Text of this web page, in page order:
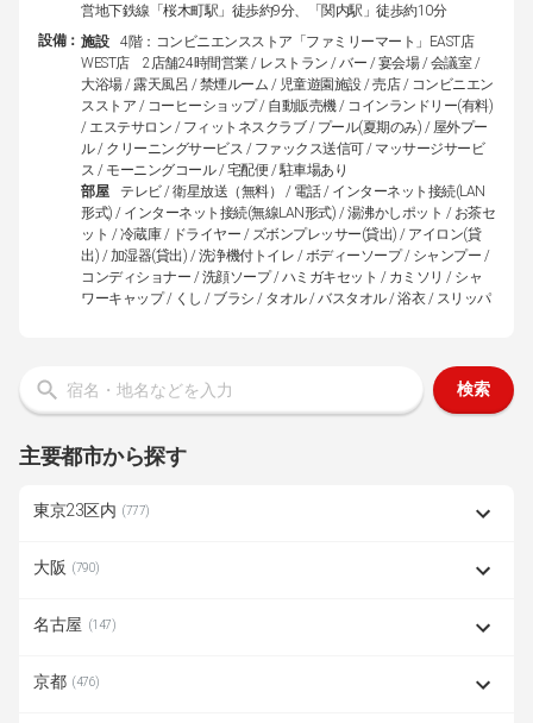
営地下鉄線「桜木町駅」徒歩約9分、「関内駅」徒歩約10分
設備： 施設
4階：コンビニエンスストア「ファミリーマート」EAST店
WEST店 2店舗24時間営業 / レストラン / バー / 宴会場 / 会議室 /
大浴場 / 露天風呂 / 禁煙ルーム / 児童遊園施設 / 売店 / コンビニエン
スストア / コーヒーショップ / 自動販売機 / コインランドリー(有料)
/ エステサロン / フィットネスクラブ / プール(夏期のみ) / 屋外プー
ル / クリーニングサービス / ファックス送信可 / マッサージサービ
ス / モーニングコール / 宅配便 / 駐車場あり
部屋
テレビ / 衛星放送（無料） / 電話 / インターネット接続(LAN
形式) / インターネット接続(無線LAN形式) / 湯沸かしポット / お茶セ
ット / 冷蔵庫 / ドライヤー / ズボンプレッサー(貸出) / アイロン(貸
出) / 加湿器(貸出) / 洗浄機付トイレ / ボディーソープ / シャンプー /
コンディショナー / 洗顔ソープ / ハミガキセット / カミソリ / シャ
ワーキャップ / くし / ブラシ / タオル / バスタオル / 浴衣 / スリッパ
検索
主要都市から探す
東京23区内 (777)
大阪 (790)
名古屋 (147)
京都 (476)